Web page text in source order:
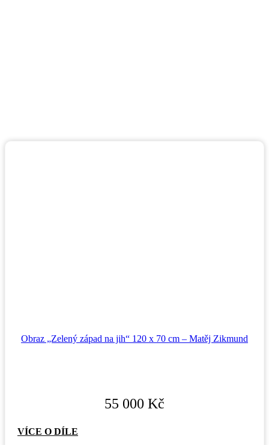
Obraz „Zelený západ na jih“ 120 x 70 cm – Matěj Zikmund
55 000 Kč
VÍCE O DÍLE